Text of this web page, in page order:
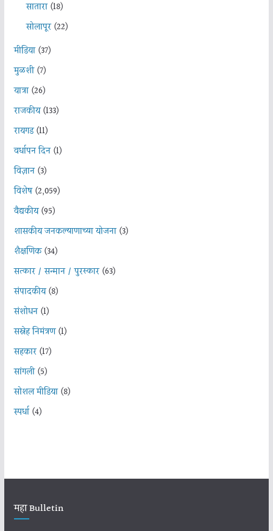
सातारा(18)
सोलापूर(22)
मीडिया(37)
मुळशी(7)
यात्रा(26)
राजकीय(133)
रायगड(11)
वर्धापन दिन(1)
विज्ञान(3)
विशेष(2,059)
वैद्यकीय(95)
शासकीय जनकल्याणाच्या योजना(3)
शैक्षणिक(34)
सत्कार / सन्मान / पुरस्कार(63)
संपादकीय(8)
संशोधन(1)
सस्नेह निमंत्रण(1)
सहकार(17)
सांगली(5)
सोशल मीडिया(8)
स्पर्धा(4)
महा Bulletin